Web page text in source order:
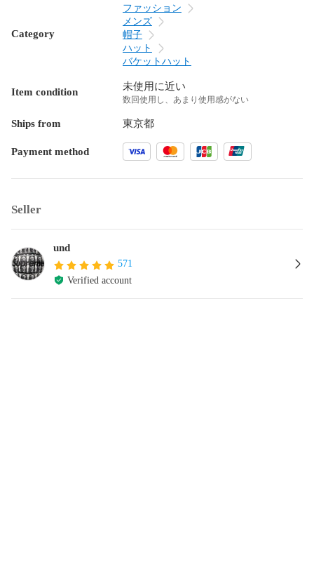
Category
ファッション
メンズ
帽子
ハット
バケットハット
Item condition 未使用に近い
数回使用し、あまり使用感がない
Ships from 東京都
Payment method
Seller
und
571
Verified account